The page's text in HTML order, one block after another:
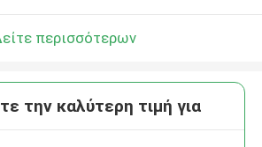
περισσότερων
την καλύτερη τιμή για